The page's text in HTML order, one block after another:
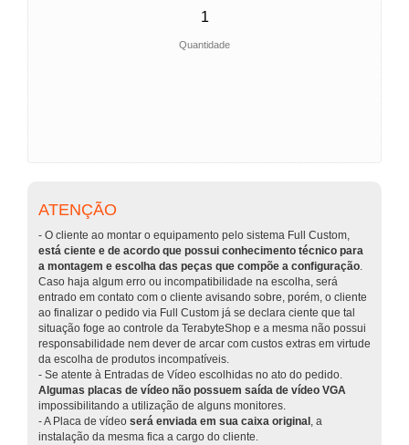
Quantidade
ATENÇÃO
- O cliente ao montar o equipamento pelo sistema Full Custom,
está ciente e de acordo que possui conhecimento técnico para
a montagem e escolha das peças que compõe a configuração.
Caso haja algum erro ou incompatibilidade na escolha, será
entrado em contato com o cliente avisando sobre, porém, o cliente
ao finalizar o pedido via Full Custom já se declara ciente que tal
situação foge ao controle da TerabyteShop e a mesma não possui
responsabilidade nem dever de arcar com custos extras em virtude
da escolha de produtos incompatíveis.
- Se atente à Entradas de Vídeo escolhidas no ato do pedido.
Algumas placas de vídeo não possuem saída de vídeo VGA
impossibilitando a utilização de alguns monitores.
- A Placa de vídeo será enviada em sua caixa original , a
instalação da mesma fica a cargo do cliente.